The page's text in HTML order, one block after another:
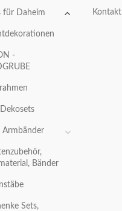
für Daheim
-
Dekosets
Armbänder
Bänder
Sets,
Kontakt